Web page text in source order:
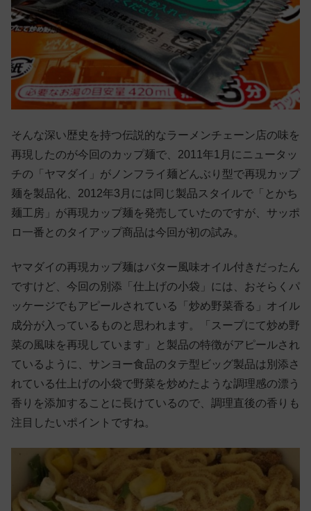
そんな深い歴史を持つ伝説的なラーメンチェーン店の味を
再現したのが今回のカップ麺で、2011年1月にニュータッ
チの「ヤマダイ」がノンフライ麺どんぶり型で再現カップ
麺を製品化、2012年3月には同じ製品スタイルで「とかち
麺工房」が再現カップ麺を発売していたのですが、サッポ
ロ一番とのタイアップ商品は今回が初の試み。
ヤマダイの再現カップ麺はバター風味オイル付きだったん
ですけど、今回の別添「仕上げの小袋」には、おそらくパ
ッケージでもアピールされている「炒め野菜香る」オイル
成分が入っているものと思われます。「スープにて炒め野
菜の風味を再現しています」と製品の特徴がアピールされ
ているように、サンヨー食品のタテ型ビッグ製品は別添さ
れている仕上げの小袋で野菜を炒めたような調理感の漂う
香りを添加することに長けているので、調理直後の香りも
注目したいポイントですね。